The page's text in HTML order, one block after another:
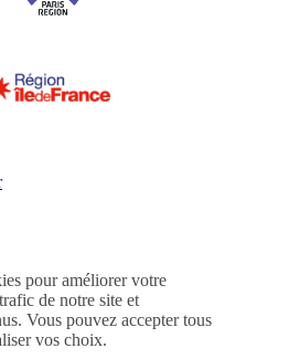
pour améliorer votre
de notre site et
Vous pouvez accepter tous
vos choix.